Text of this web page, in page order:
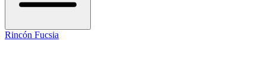
Rincón Fucsia